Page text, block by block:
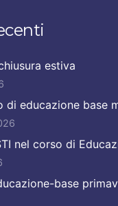
estiva
di educazione base
nel corso di
base